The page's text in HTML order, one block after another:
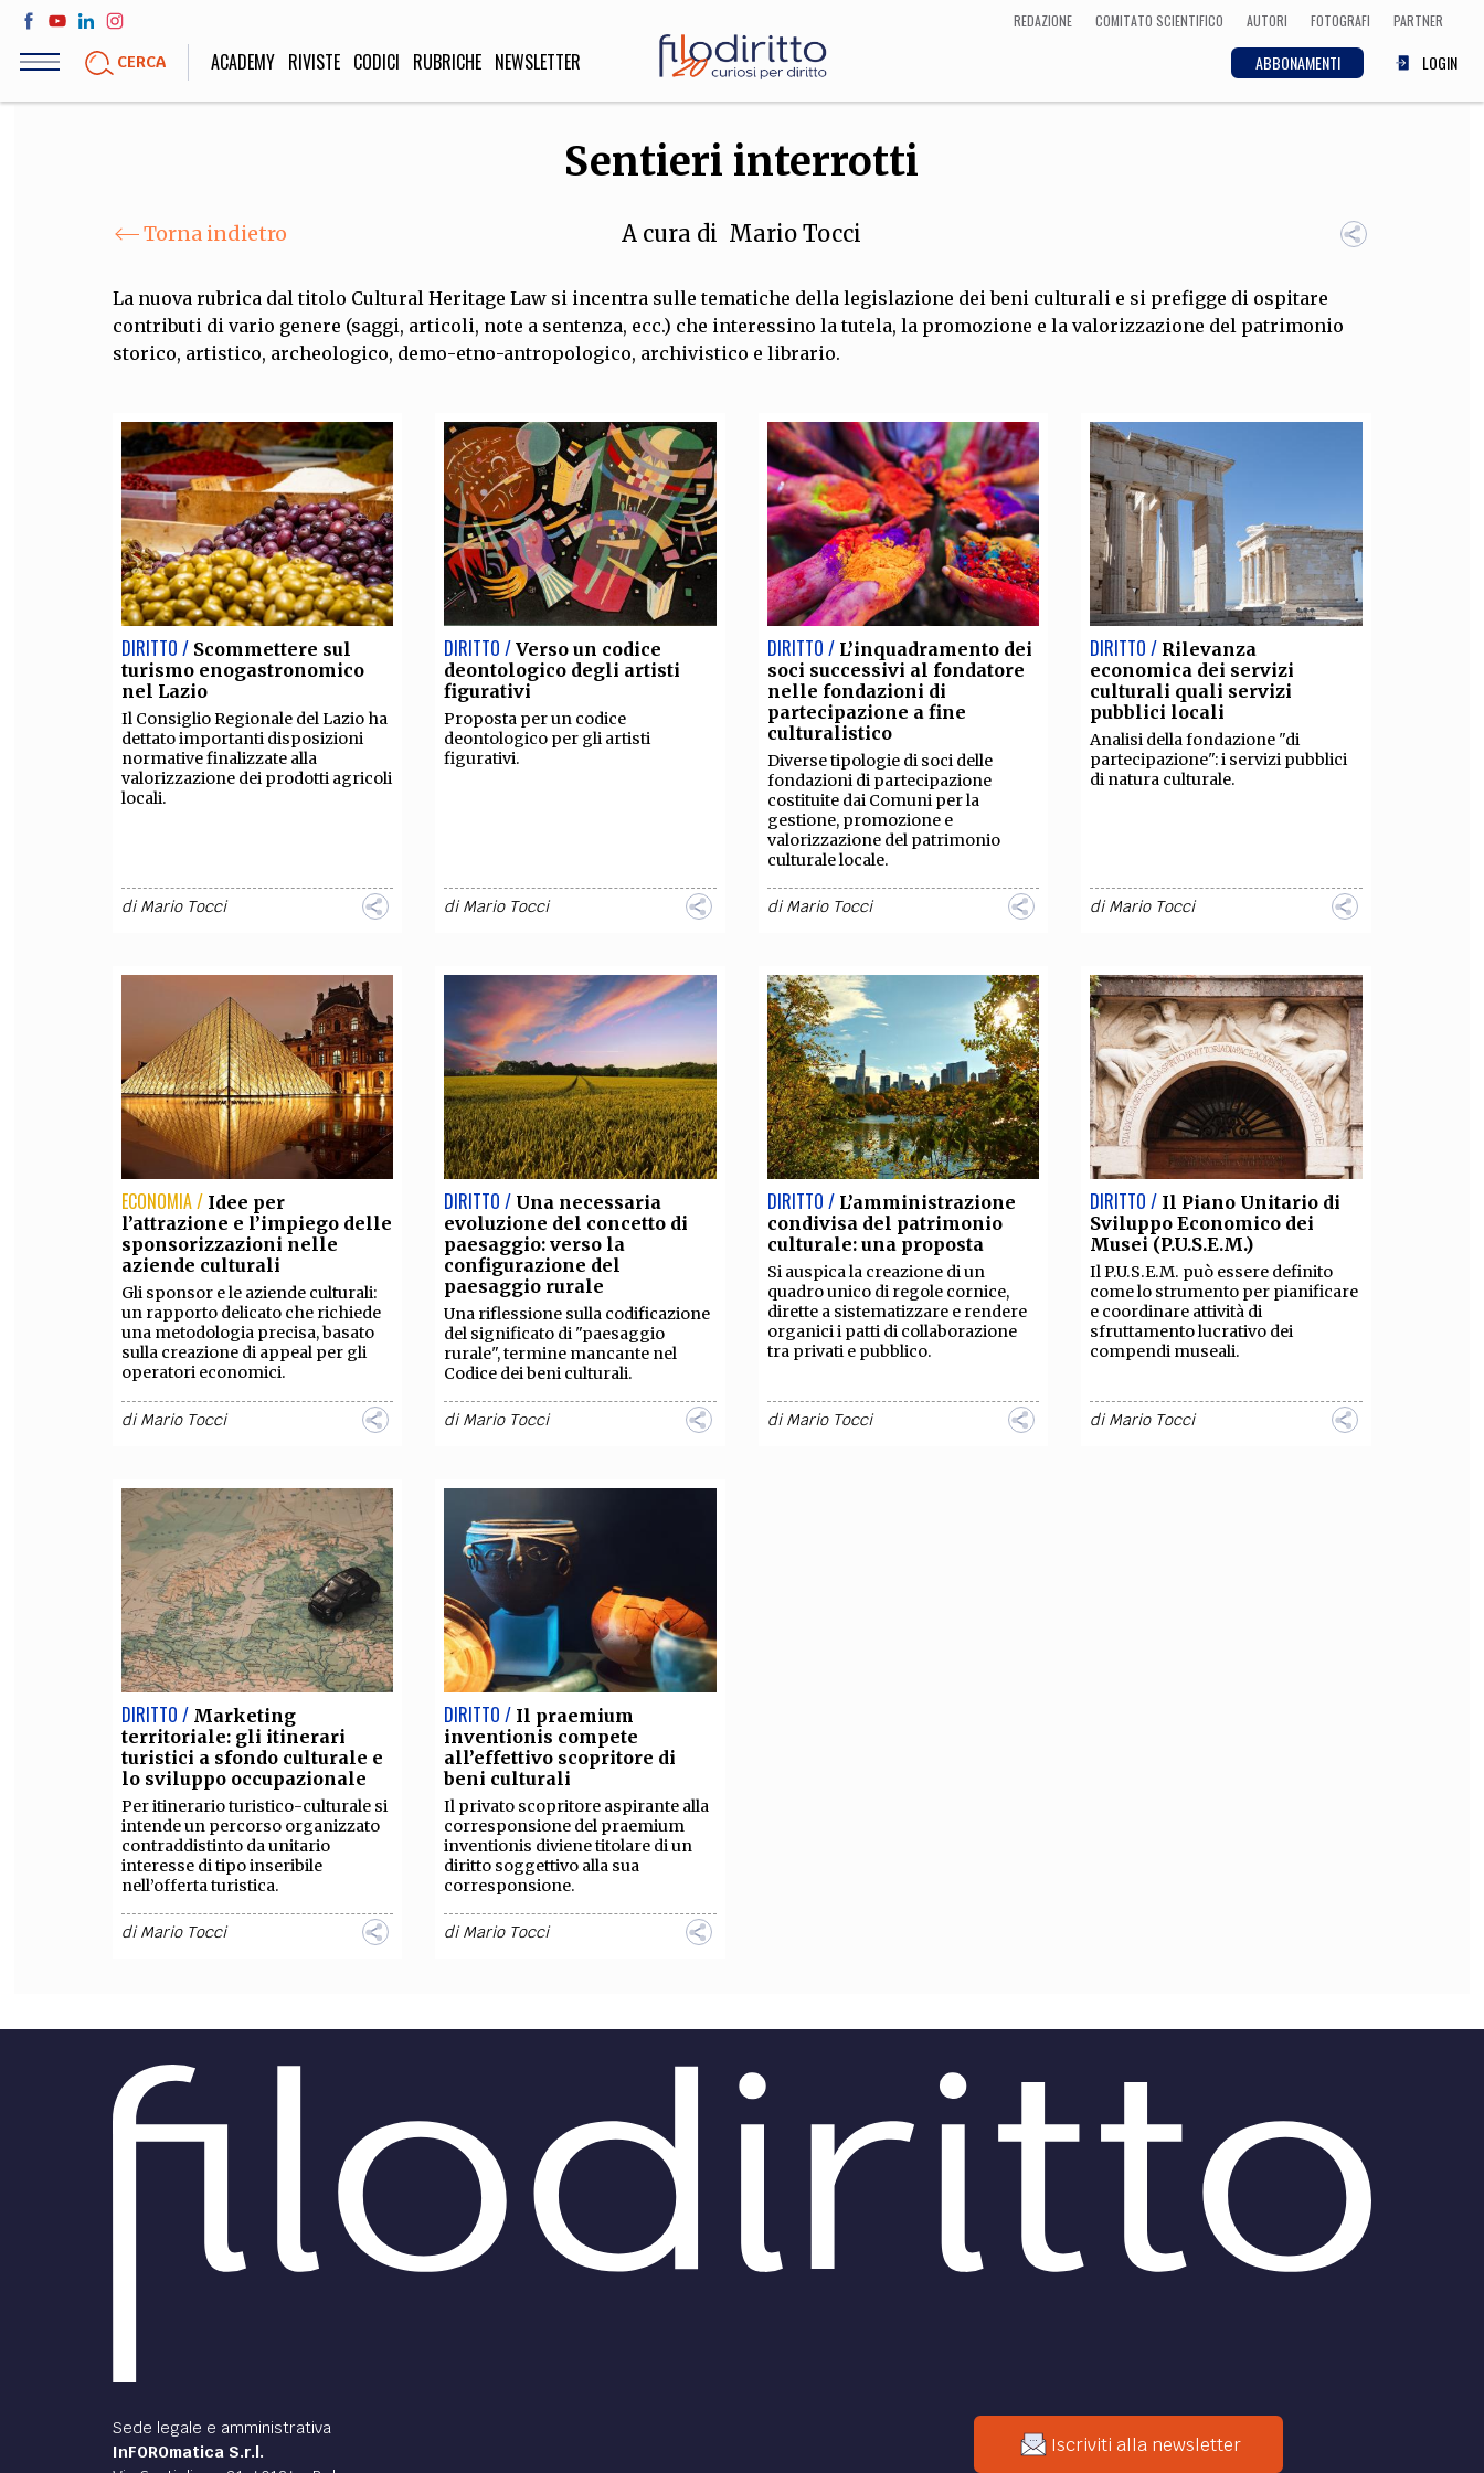
Salta
contenuto
REDAZIONE COMITATO SCIENTIFICO AUTORI FOTOGRAFI PARTNER
CERCA ABBONAMENTI LOGIN
ACADEMY RIVISTE CODICI RUBRICHE NEWSLETTER
Moda
Biologia, Cifrematica,
Medicina
STORIA E FILOSOFIA INNOVAZIONE
FILODIRITTO REDAZIONE COMITATO SCIENTIFICO AUTORI CURATORI FOTOGRAFI PARTNER COLLABORA CON NOI
EXTRA
RUBRICHE PROCEEDINGS PUBBLICITÀ CONTATTI
SOCIAL MEDIA
Sentieri interrotti
Torna indietro A cura di Mario Tocci
La nuova rubrica dal titolo Cultural Heritage Law si incentra sulle tematiche della legislazione dei beni culturali e si prefigge di ospitare
contributi di vario genere (saggi, articoli, note a sentenza, ecc.) che interessino la tutela, la promozione e la valorizzazione del patrimonio
storico, artistico, archeologico, demo-etno-antropologico, archivistico e librario.
DIRITTO / Scommettere sul
turismo enogastronomico
nel Lazio
Il Consiglio Regionale del Lazio ha
dettato importanti disposizioni
normative finalizzate alla
valorizzazione dei prodotti agricoli
locali.
diMario Tocci
DIRITTO / Verso un codice
deontologico degli artisti
figurativi
Proposta per un codice
deontologico per gli artisti
figurativi.
diMario Tocci
DIRITTO / L’inquadramento dei
soci successivi al fondatore
nelle fondazioni di
partecipazione a fine
culturalistico
Diverse tipologie di soci delle
fondazioni di partecipazione
costituite dai Comuni per la
gestione, promozione e
valorizzazione del patrimonio
culturale locale.
diMario Tocci
DIRITTO / Rilevanza
economica dei servizi
culturali quali servizi
pubblici locali
Analisi della fondazione "di
partecipazione": i servizi pubblici
di natura culturale.
diMario Tocci
ECONOMIA / Idee per
l’attrazione e l’impiego delle
sponsorizzazioni nelle
aziende culturali
Gli sponsor e le aziende culturali:
un rapporto delicato che richiede
una metodologia precisa, basato
sulla creazione di appeal per gli
operatori economici.
diMario Tocci
DIRITTO / Una necessaria
evoluzione del concetto di
paesaggio: verso la
configurazione del
paesaggio rurale
Una riflessione sulla codificazione
del significato di "paesaggio
rurale", termine mancante nel
Codice dei beni culturali.
diMario Tocci
DIRITTO / L’amministrazione
condivisa del patrimonio
culturale: una proposta
Si auspica la creazione di un
quadro unico di regole cornice,
dirette a sistematizzare e rendere
organici i patti di collaborazione
tra privati e pubblico.
diMario Tocci
DIRITTO / Il Piano Unitario di
Sviluppo Economico dei
Musei (P.U.S.E.M.)
Il P.U.S.E.M. può essere definito
come lo strumento per pianificare
e coordinare attività di
sfruttamento lucrativo dei
compendi museali.
diMario Tocci
DIRITTO / Marketing
territoriale: gli itinerari
turistici a sfondo culturale e
lo sviluppo occupazionale
Per itinerario turistico-culturale si
intende un percorso organizzato
contraddistinto da unitario
interesse di tipo inseribile
nell’offerta turistica.
diMario Tocci
DIRITTO / Il praemium
inventionis compete
all’effettivo scopritore di
beni culturali
Il privato scopritore aspirante alla
corresponsione del praemium
inventionis diviene titolare di un
diritto soggettivo alla sua
corresponsione.
diMario Tocci
Sede legale e amministrativa
InFOROmatica S.r.l.
Iscriviti alla newsletter